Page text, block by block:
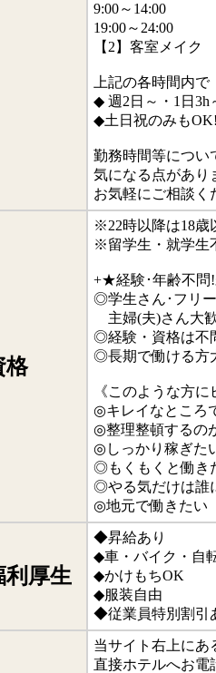
9:00～14:00
19:00～24:00
【2】客室メイク
上記の各時間内で
◆ 週2日～・1日3h
◆土日祝のみも
勤務時間等につい
気になる点があり
お気軽にご相談く
格
※22時以降は18歳
※留学生・就学生
+★経験･年齢不問
◎学生さん･フリ
主婦(夫)さん大歓
◎経験・資格は不
◎長期で働ける方
《このような方に
◎キレイなところ
◎整理整頓するの
◎しっかり稼ぎた
◎もくもくと働き
◎やる気だけは誰
◎地元で働きたい
利厚生
◆昇給あり
◆車・バイク・自
◆かけもちOK
◆服装自由
◆従業員特別割引
当サイト右上にあ
直接ホテルへお電